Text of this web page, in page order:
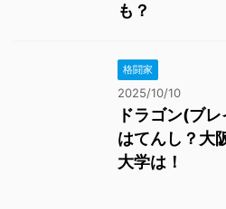
も？
格闘家
2025/10/10
ドラゴン(ブ
はてんし？大
大学は！